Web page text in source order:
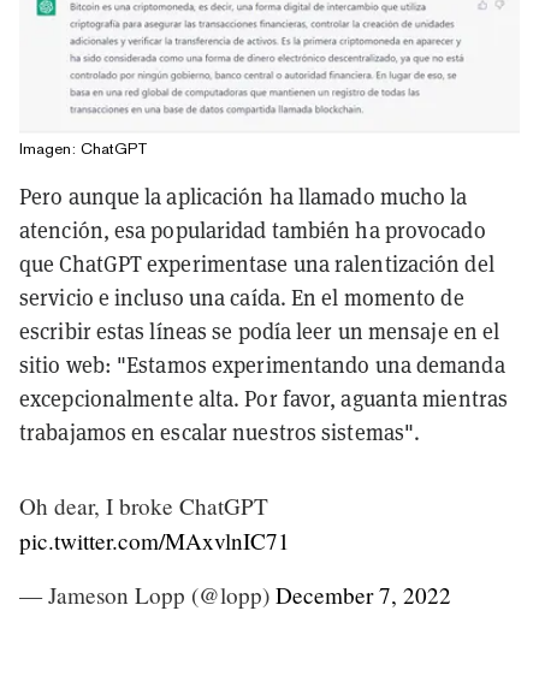
Imagen: ChatGPT
Pero aunque la aplicación ha llamado mucho la
atención, esa popularidad también ha provocado
que ChatGPT experimentase una ralentización del
servicio e incluso una caída. En el momento de
escribir estas líneas se podía leer un mensaje en el
sitio web: "Estamos experimentando una demanda
excepcionalmente alta. Por favor, aguanta mientras
trabajamos en escalar nuestros sistemas".
Oh dear, I broke ChatGPT
pic.twitter.com/MAxvlnIC71
— Jameson Lopp (@lopp) December 7, 2022